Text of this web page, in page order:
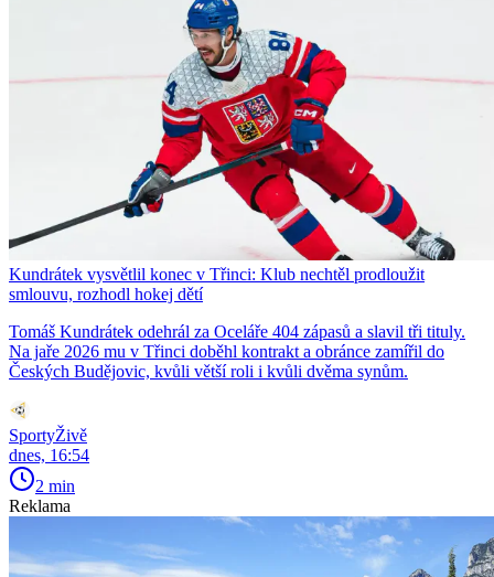
Kundrátek vysvětlil konec v Třinci: Klub nechtěl prodloužit
smlouvu, rozhodl hokej dětí
Tomáš Kundrátek odehrál za Oceláře 404 zápasů a slavil tři tituly.
Na jaře 2026 mu v Třinci doběhl kontrakt a obránce zamířil do
Českých Budějovic, kvůli větší roli i kvůli dvěma synům.
SportyŽivě
dnes, 16:54
2 min
Reklama